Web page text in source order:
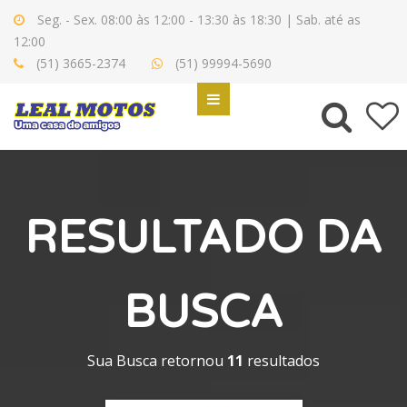
Seg. - Sex. 08:00 às 12:00 - 13:30 às 18:30 | Sab. até as
12:00
(51) 3665-2374
(51) 99994-5690
RESULTADO DA
BUSCA
Sua Busca retornou 11 resultados